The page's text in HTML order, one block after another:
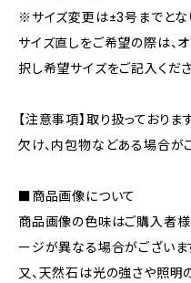
※サイズ変更は±3号までとな
サイズ直しをご希望の際は、
択し希望サイズをご記入くださ
【注意事項】取り扱っており
欠け、内包物などある場合が
■商品画像について
商品画像の色味はご購入者様
ージが異なる場合がございま
又、天然石は光の強さや照明